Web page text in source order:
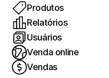
Produtos
Relatórios
Usuários
Venda online
Vendas